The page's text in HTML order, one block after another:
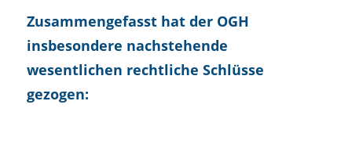
Zusammengefasst hat der OGH
insbesondere nachstehende
wesentlichen rechtliche Schlüsse
gezogen: